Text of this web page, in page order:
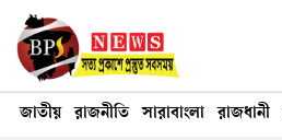
জাতীয় রাজনীতি সারাবাংলা রাজধানী